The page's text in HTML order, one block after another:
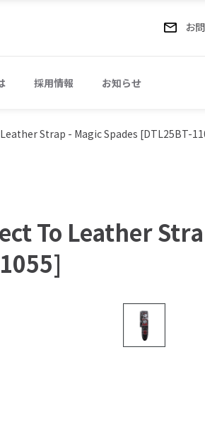
お
採用情報 お知らせ
Strap - Magic Spades [DTL25BT-
To Leather